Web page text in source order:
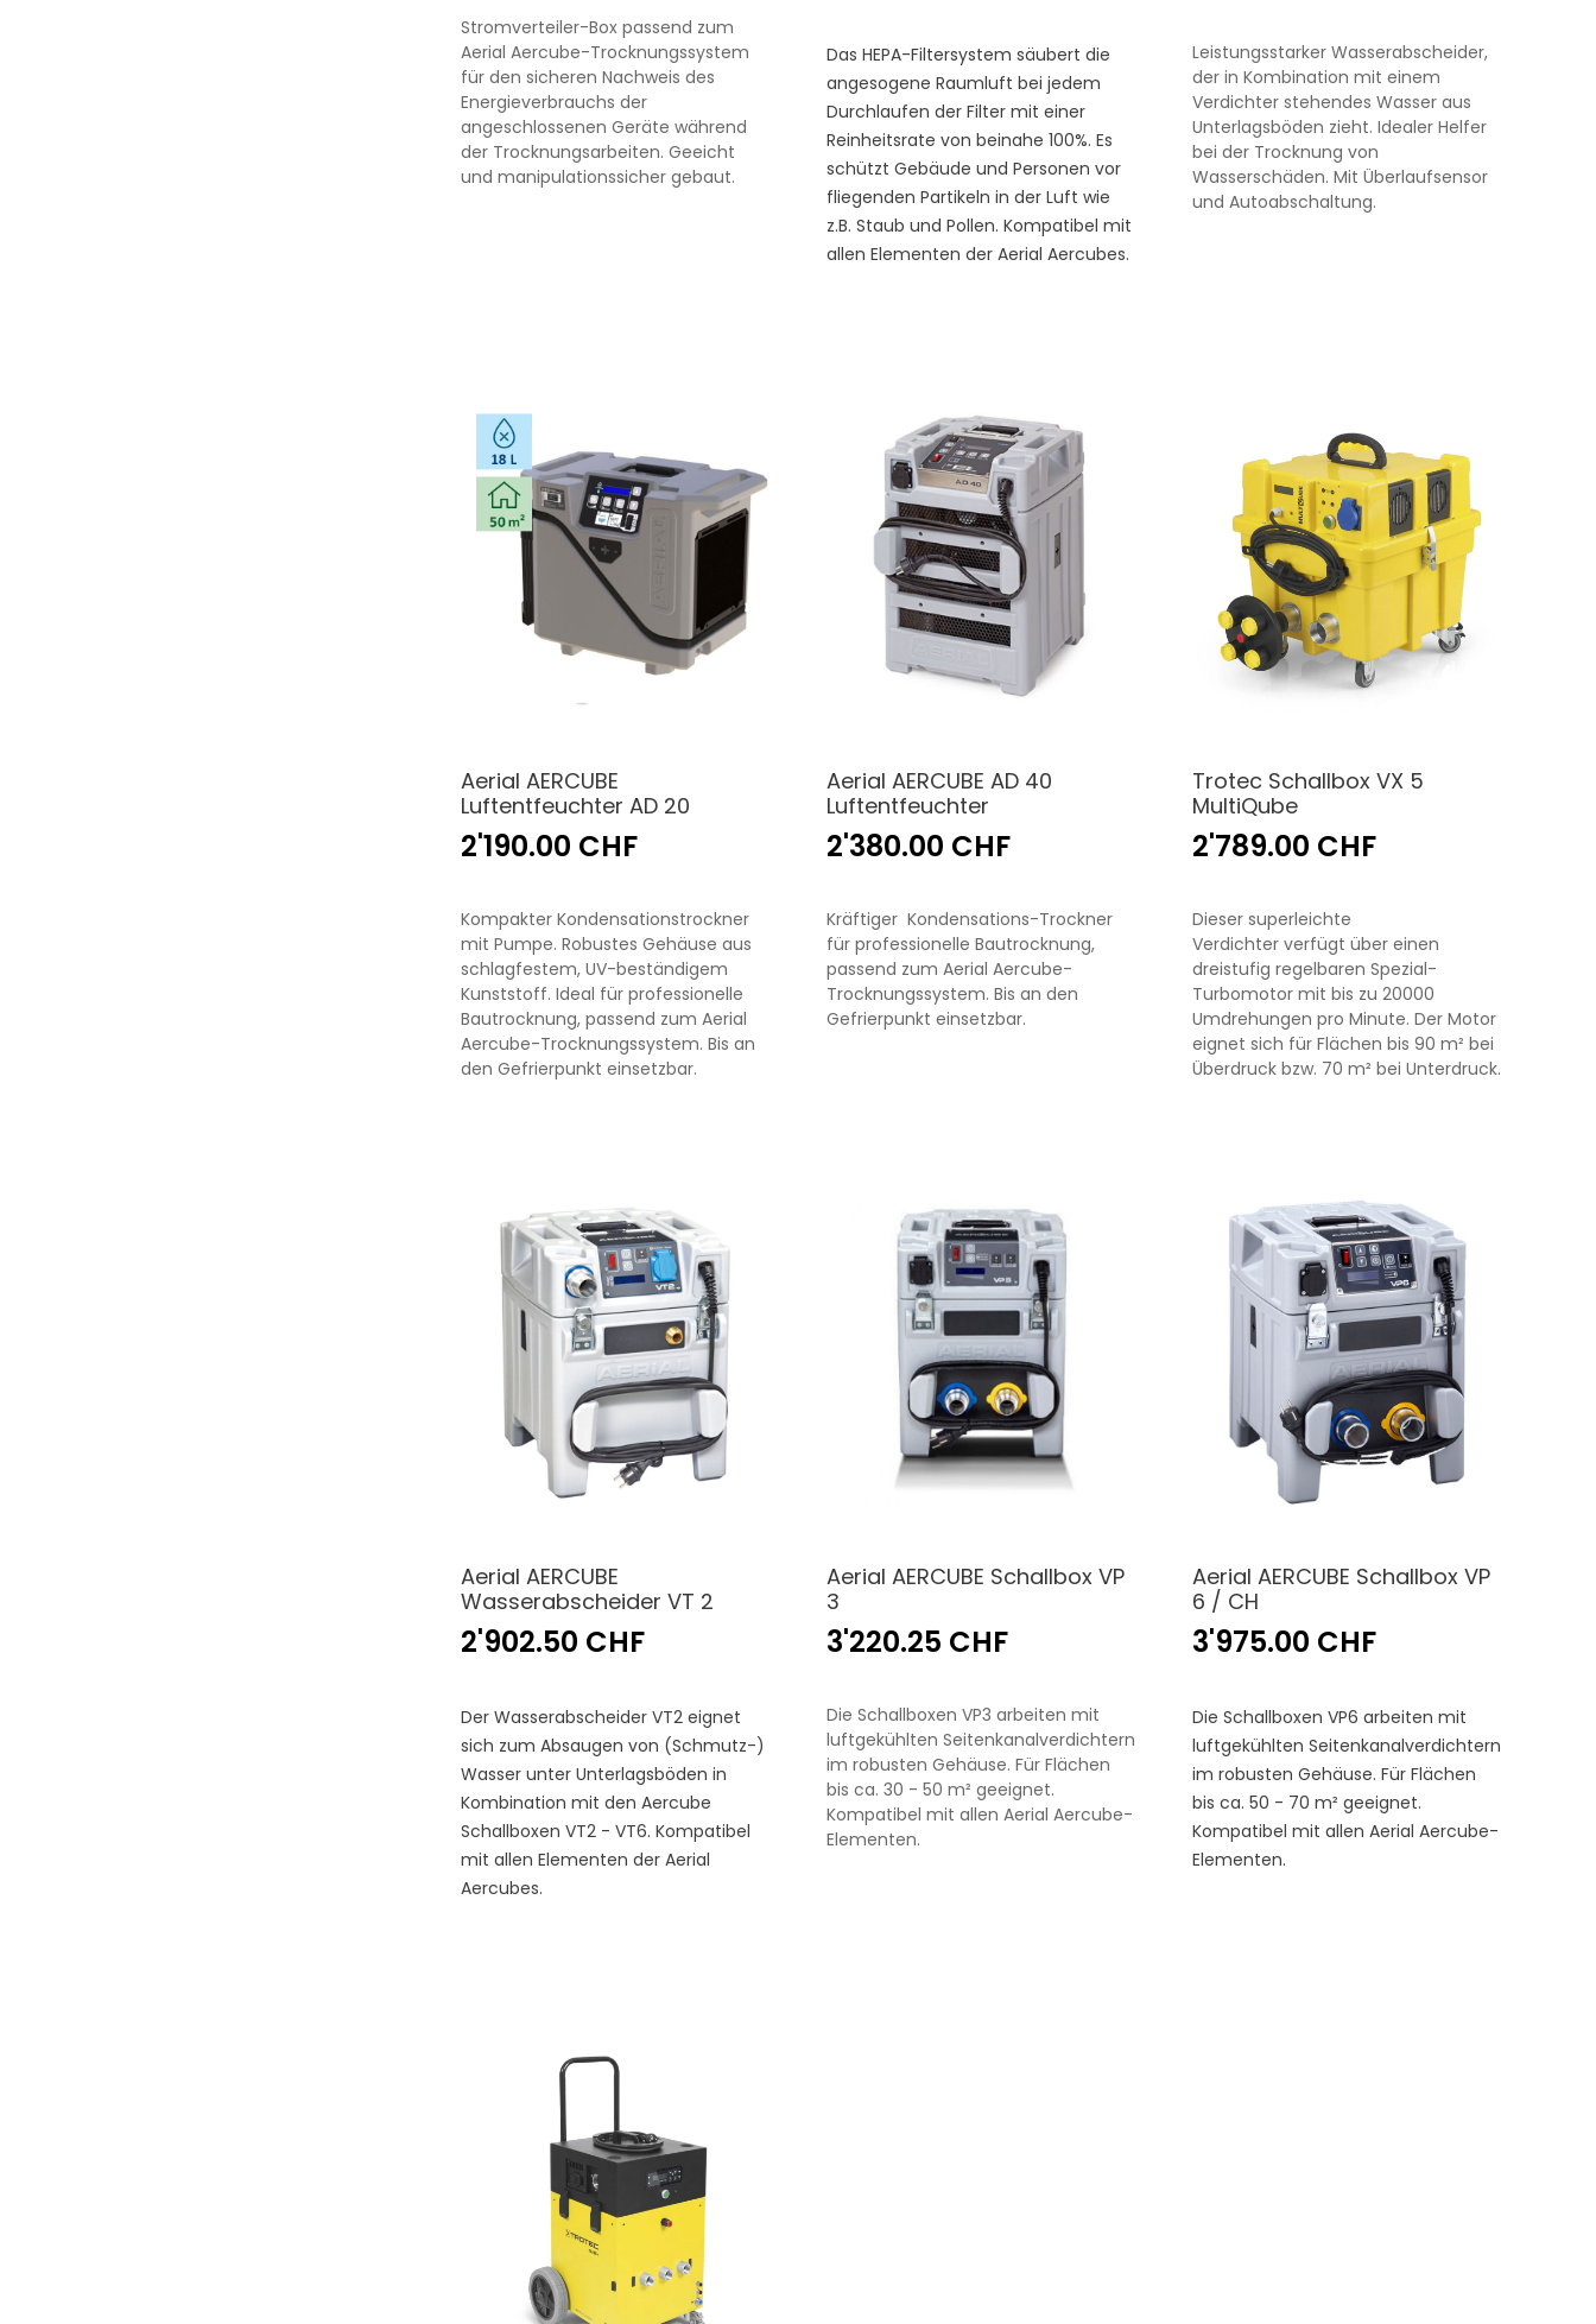
Stromverteiler-Box passend zum
Aerial Aercube-Trocknungssystem
für den sicheren Nachweis des
Energieverbrauchs der
angeschlossenen Geräte während
der Trocknungsarbeiten. Geeicht
und manipulationssicher gebaut.
Das HEPA-Filtersystem säubert die
angesogene Raumluft bei jedem
Durchlaufen der Filter mit einer
Reinheitsrate von beinahe 100%. Es
schützt Gebäude und Personen vor
fliegenden Partikeln in der Luft wie
z.B. Staub und Pollen. Kompatibel mit
allen Elementen der Aerial Aercubes.
Leistungsstarker Wasserabscheider,
der in Kombination mit einem
Verdichter stehendes Wasser aus
Unterlagsböden zieht. Idealer Helfer
bei der Trocknung von
Wasserschäden. Mit Überlaufsensor
und Autoabschaltung.
Aerial AERCUBE
Luftentfeuchter AD 20
2'190.00 CHF
Kompakter Kondensationstrockner
mit Pumpe. Robustes Gehäuse aus
schlagfestem, UV-beständigem
Kunststoff. Ideal für professionelle
Bautrocknung, passend zum Aerial
Aercube-Trocknungssystem. Bis an
den Gefrierpunkt einsetzbar.
Aerial AERCUBE AD 40
Luftentfeuchter
2'380.00 CHF
Kräftiger Kondensations-Trockner
für professionelle Bautrocknung,
passend zum Aerial Aercube-
Trocknungssystem. Bis an den
Gefrierpunkt einsetzbar.
Trotec Schallbox VX 5
MultiQube
2'789.00 CHF
Dieser superleichte
Verdichter verfügt über einen
dreistufig regelbaren Spezial-
Turbomotor mit bis zu 20000
Umdrehungen pro Minute. Der Motor
eignet sich für Flächen bis 90 m² bei
Überdruck bzw. 70 m² bei Unterdruck.
Aerial AERCUBE
Wasserabscheider VT 2
2'902.50 CHF
Der Wasserabscheider VT2 eignet
sich zum Absaugen von (Schmutz-)
Wasser unter Unterlagsböden in
Kombination mit den Aercube
Schallboxen VT2 - VT6. Kompatibel
mit allen Elementen der Aerial
Aercubes.
Aerial AERCUBE Schallbox VP
3
3'220.25 CHF
Die Schallboxen VP3 arbeiten mit
luftgekühlten Seitenkanalverdichtern
im robusten Gehäuse. Für Flächen
bis ca. 30 - 50 m² geeignet.
Kompatibel mit allen Aerial Aercube-
Elementen.
Aerial AERCUBE Schallbox VP
6 / CH
3'975.00 CHF
Die Schallboxen VP6 arbeiten mit
luftgekühlten Seitenkanalverdichtern
im robusten Gehäuse. Für Flächen
bis ca. 50 - 70 m² geeignet.
Kompatibel mit allen Aerial Aercube-
Elementen.